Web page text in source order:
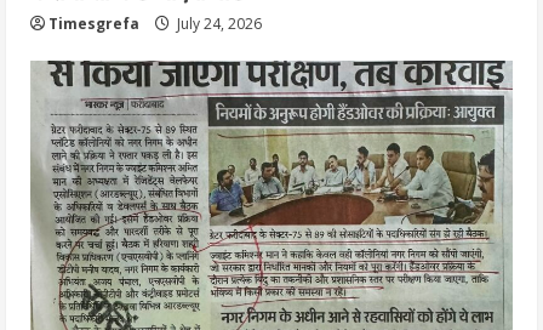
Timesgrefa July 24, 2026